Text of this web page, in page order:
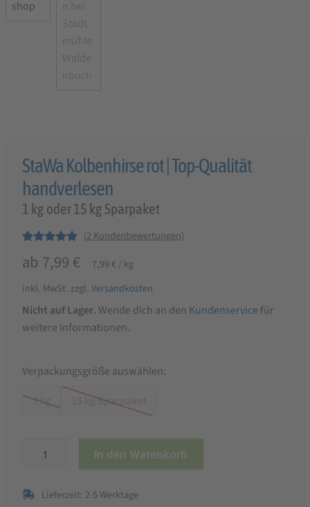
StaWa Kolbenhirse rot | Top-Qualität
handverlesen
1 kg oder 15 kg Sparpaket
5.00
von 5,
basierend auf
tungen
(2Kundenbewertungen)
ab 7,99 € 7,99 € /kg
inkl. MwSt. zzgl. Versandkosten
Nicht auf Lager. Wende dich an den Kundenservice für
weitere Informationen.
Verpackungsgröße auswählen:
1 kg
15 kg Sparpaket
Kolbenhirse
|
In den Warenkorb
Lieferzeit: 2-5 Werktage